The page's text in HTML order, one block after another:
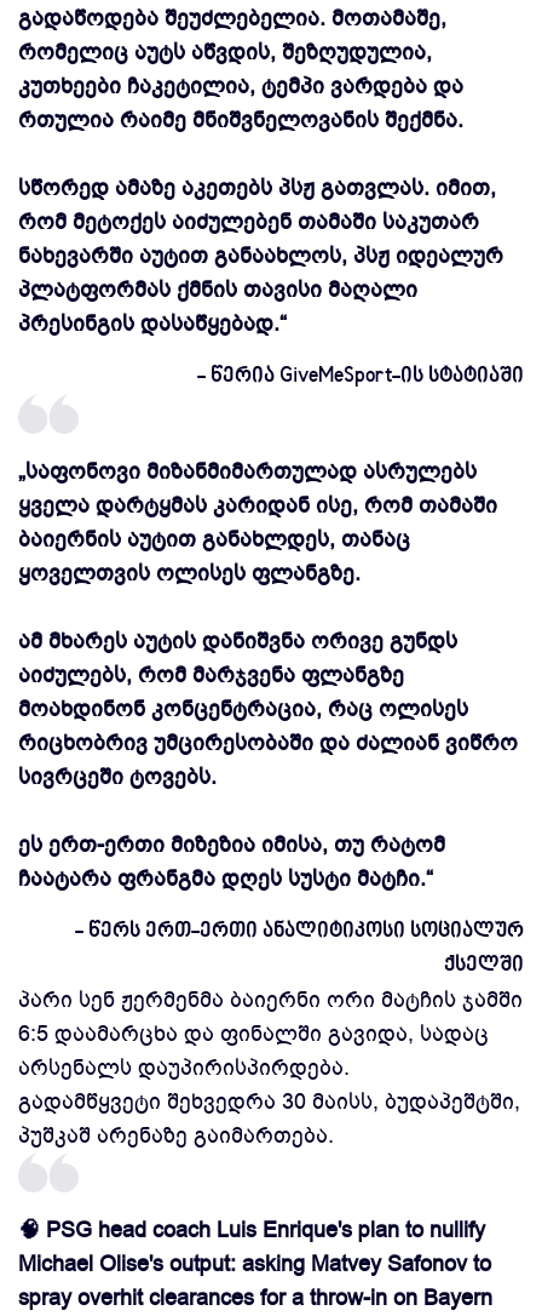
გადაწოდება შეუძლებელია. მოთამაშე,
რომელიც აუტს აწვდის, შეზღუდულია,
კუთხეები ჩაკეტილია, ტემპი ვარდება და
რთულია რაიმე მნიშვნელოვანის შექმნა.
სწორედ ამაზე აკეთებს პსჟ გათვლას. იმით,
რომ მეტოქეს აიძულებენ თამაში საკუთარ
ნახევარში აუტით განაახლოს, პსჟ იდეალურ
პლატფორმას ქმნის თავისი მაღალი
პრესინგის დასაწყებად.“
- წერია GiveMeSport-ის სტატიაში
„საფონოვი მიზანმიმართულად ასრულებს
ყველა დარტყმას კარიდან ისე, რომ თამაში
ბაიერნის აუტით განახლდეს, თანაც
ყოველთვის ოლისეს ფლანგზე.
ამ მხარეს აუტის დანიშვნა ორივე გუნდს
აიძულებს, რომ მარჯვენა ფლანგზე
მოახდინონ კონცენტრაცია, რაც ოლისეს
რიცხობრივ უმცირესობაში და ძალიან ვიწრო
სივრცეში ტოვებს.
ეს ერთ-ერთი მიზეზია იმისა, თუ რატომ
ჩაატარა ფრანგმა დღეს სუსტი მატჩი.“
- წერს ერთ-ერთი ანალიტიკოსი სოციალურ
ქსელში
პარი სენ ჟერმენმა ბაიერნი ორი მატჩის ჯამში
6:5 დაამარცხა და ფინალში გავიდა, სადაც
არსენალს დაუპირისპირდება.
გადამწყვეტი შეხვედრა 30 მაისს, ბუდაპეშტში,
პუშკაშ არენაზე გაიმართება.
🧠 PSG head coach Luis Enrique's plan to nullify
Michael Olise's output: asking Matvey Safonov to
spray overhit clearances for a throw-in on Bayern